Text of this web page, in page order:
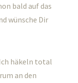
bald auf das
wünsche Dir
häkeln total
an den